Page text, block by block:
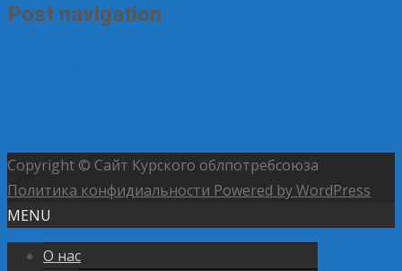
Post navigation
Copyright © Сайт Курского облпотребсоюза
Политика конфидиальности Powered by WordPress
MENU
О нас